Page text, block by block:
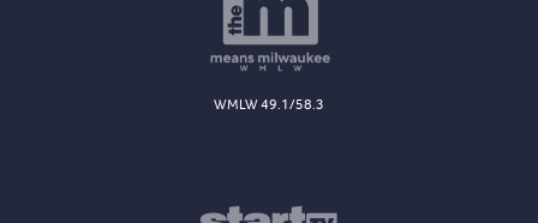
WMLW 49.1/58.3